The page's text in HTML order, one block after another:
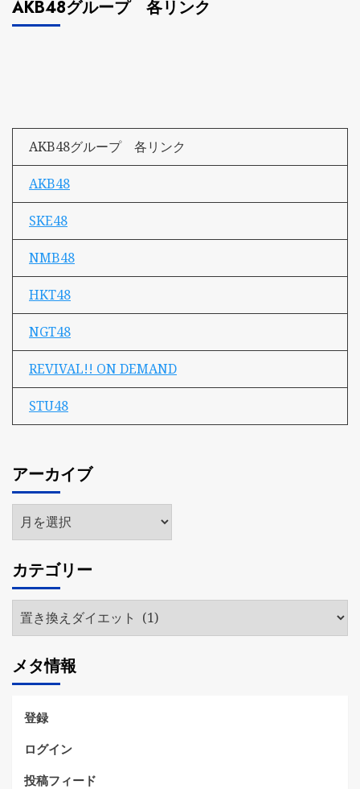
AKB48グループ 各リンク
AKB48グループ 各リンク
AKB48
SKE48
NMB48
HKT48
NGT48
REVIVAL!! ON DEMAND
STU48
アーカイブ
ア
ー
イ
ブ
カテゴリー
カ
テ
リ
ー
メタ情報
登録
ログイン
投稿フィード